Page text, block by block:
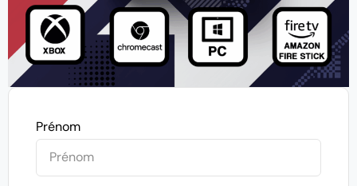
Prénom